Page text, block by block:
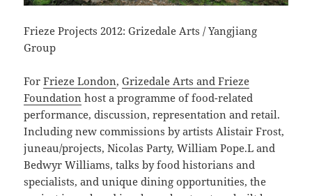
Frieze Projects 2012: Grizedale Arts / Yangjiang
Group
ForFrieze London,Grizedale Arts and Frieze
Foundation host a programme of food-related
performance, discussion, representation and retail.
Including new commissions by artists Alistair Frost,
juneau/projects, Nicolas Party, William Pope.L and
Bedwyr Williams, talks by food historians and
specialists, and unique dining opportunities, the